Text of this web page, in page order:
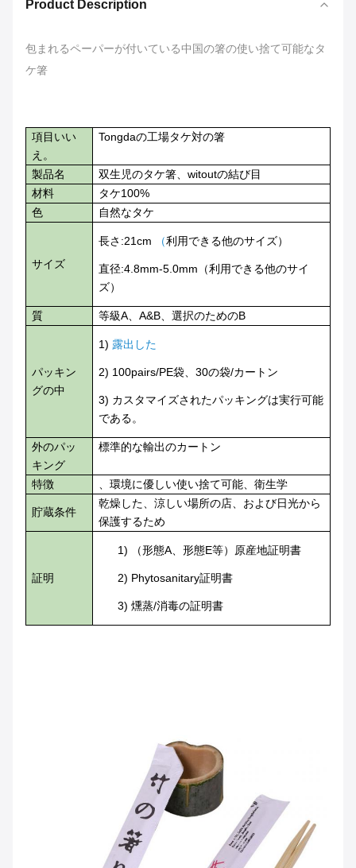
Product Description
包まれるペーパーが付いている中国の箸の使い捨て可能なタ
ケ箸
項目いい
え。
Tongdaの工場タケ対の箸
製品名
双生児のタケ箸、witoutの結び目
材料
タケ100%
色
自然なタケ
サイズ
長さ:21cm （利用できる他のサイズ）
直径:4.8mm-5.0mm（利用できる他のサイ
ズ）
質 等級A、A&B、選択のためのB
パッキン
グの中
1) 露出した
2) 100pairs/PE袋、30の袋/カートン
3) カスタマイズされたパッキングは実行可能
である。
外のパッ
キング
標準的な輸出のカートン
特徴 、環境に優しい使い捨て可能、衛生学
貯蔵条件
乾燥した、涼しい場所の店、および日光から
保護するため
証明
1) （形態A、形態E等）原産地証明書
2) Phytosanitary証明書
3) 燻蒸/消毒の証明書